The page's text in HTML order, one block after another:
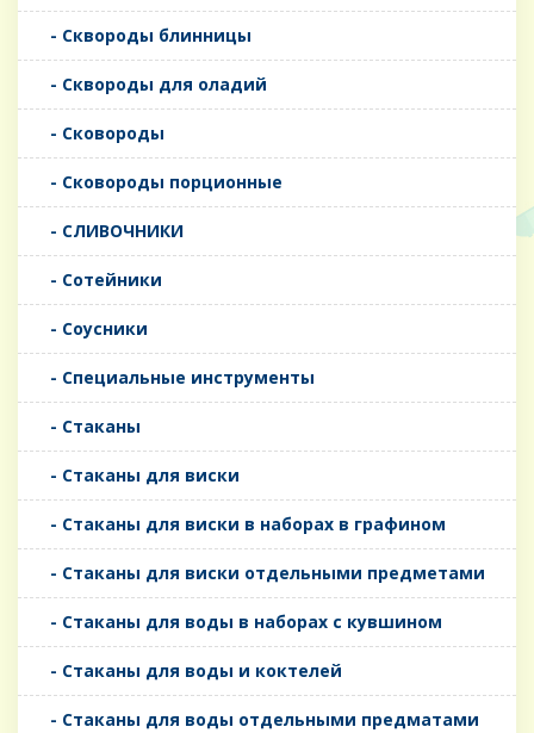
- Сквороды блинницы
- Сквороды для оладий
- Сковороды
- Сковороды порционные
- СЛИВОЧНИКИ
- Сотейники
- Соусники
- Специальные инструменты
- Стаканы
- Стаканы для виски
- Стаканы для виски в наборах в графином
- Стаканы для виски отдельными предметами
- Стаканы для воды в наборах с кувшином
- Стаканы для воды и коктелей
- Стаканы для воды отдельными предматами